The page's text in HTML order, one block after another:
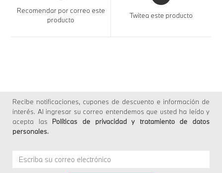
Recomendar por correo este
producto
Twitea este producto
Recibe notificaciones, cupones de descuento e información de
interés. Al ingresar su correo entendemos que usted ha leído y
acepta las Políticas de privacidad y tratamiento de datos
personales.